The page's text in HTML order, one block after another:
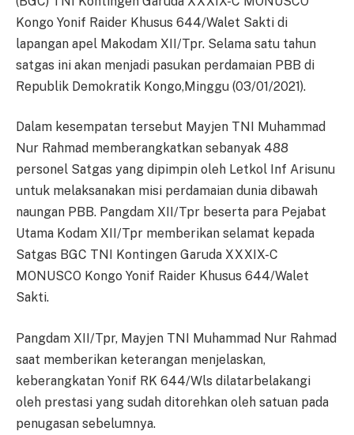
Kongo Yonif Raider Khusus 644/Walet Sakti di
lapangan apel Makodam XII/Tpr. Selama satu tahun
satgas ini akan menjadi pasukan perdamaian PBB di
Republik Demokratik Kongo,Minggu (03/01/2021).
Dalam kesempatan tersebut Mayjen TNI Muhammad
Nur Rahmad memberangkatkan sebanyak 488
personel Satgas yang dipimpin oleh Letkol Inf Arisunu
untuk melaksanakan misi perdamaian dunia dibawah
naungan PBB. Pangdam XII/Tpr beserta para Pejabat
Utama Kodam XII/Tpr memberikan selamat kepada
Satgas BGC TNI Kontingen Garuda XXXIX-C
MONUSCO Kongo Yonif Raider Khusus 644/Walet
Sakti.
Pangdam XII/Tpr, Mayjen TNI Muhammad Nur Rahmad
saat memberikan keterangan menjelaskan,
keberangkatan Yonif RK 644/Wls dilatarbelakangi
oleh prestasi yang sudah ditorehkan oleh satuan pada
penugasan sebelumnya.